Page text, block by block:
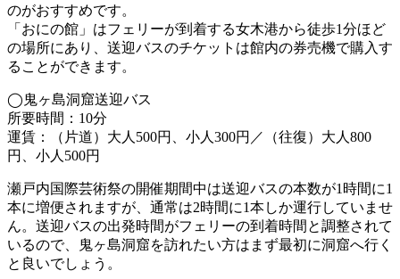
のがおすすめです。
「おにの館」はフェリーが到着する女木港から徒歩1分ほど
の場所にあり、送迎バスのチケットは館内の券売機で購入す
ることができます。
◯鬼ヶ島洞窟送迎バス
所要時間：10分
運賃：（片道）大人500円、小人300円／（往復）大人800
円、小人500円
瀬戸内国際芸術祭の開催期間中は送迎バスの本数が1時間に1
本に増便されますが、通常は2時間に1本しか運行していませ
ん。送迎バスの出発時間がフェリーの到着時間と調整されて
いるので、鬼ヶ島洞窟を訪れたい方はまず最初に洞窟へ行く
と良いでしょう。